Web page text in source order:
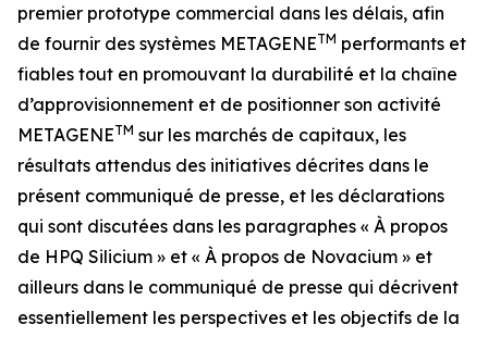
premier prototype commercial dans les délais, afin
de fournir des systèmes METAGENETM performants et
fiables tout en promouvant la durabilité et la chaîne
d’approvisionnement et de positionner son activité
METAGENETM sur les marchés de capitaux, les
résultats attendus des initiatives décrites dans le
présent communiqué de presse, et les déclarations
qui sont discutées dans les paragraphes « À propos
de HPQ Silicium » et « À propos de Novacium » et
ailleurs dans le communiqué de presse qui décrivent
essentiellement les perspectives et les objectifs de la